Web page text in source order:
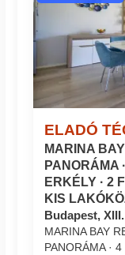
ELADÓ
MARINA
PANORÁMA
ERKÉLY · 2
KIS
Budapest,
MARINA BAY
PANORÁMA ·